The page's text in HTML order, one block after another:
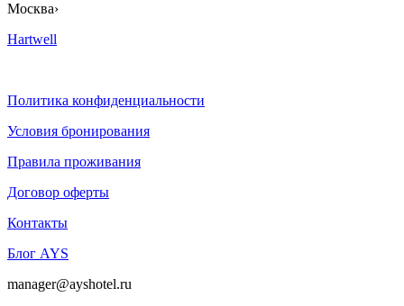
Москва›
Hartwell
Политика конфиденциальности
Условия бронирования
Правила проживания
Договор оферты
Контакты
Блог AYS
manager@ayshotel.ru